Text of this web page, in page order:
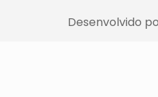
Desenvolvido